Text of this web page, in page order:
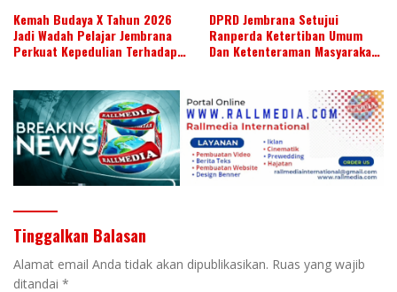
Kemah Budaya X Tahun 2026
Jadi Wadah Pelajar Jembrana
Perkuat Kepedulian Terhadap
DPRD Jembrana Setujui
Ranperda Ketertiban Umum
Dan Ketenteraman Masyarakat
Tinggalkan Balasan
Alamat email Anda tidak akan dipublikasikan. Ruas yang wajib
ditandai *